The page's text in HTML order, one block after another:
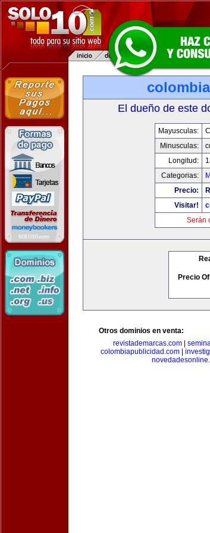
El dueño de este
Mayusculas:
Minusculas:
Longitud:
Categorias:
Precio:
Visitar!
Serán
Precio
Otros dominios en venta:
revistademarcas.com
colombiapublicidad.com